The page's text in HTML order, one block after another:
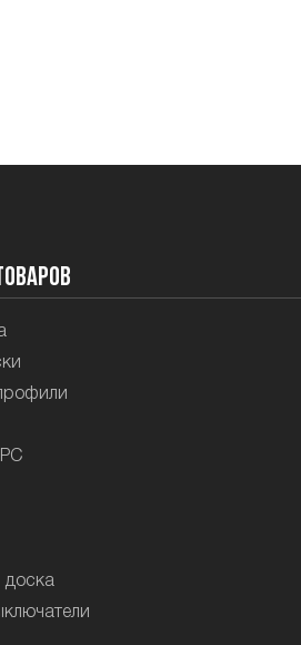
доска